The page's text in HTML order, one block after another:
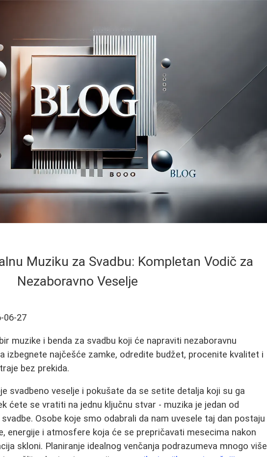
Muziku za Svadbu: Kompletan Vodič za
Nezaboravno Veselje
06-27
muzike i benda za svadbu koji će napraviti nezaboravnu
izbegnete najčešće zamke, odredite budžet, procenite kvalitet i
bez prekida.
svadbeno veselje i pokušate da se setite detalja koji su ga
ćete se vratiti na jednu ključnu stvar - muzika je jedan od
Osobe koje smo odabrali da nam uvesele taj dan postaju
energije i atmosfere koja će se prepričavati mesecima nakon
skloni. Planiranje idealnog venčanja podrazumeva mnogo više